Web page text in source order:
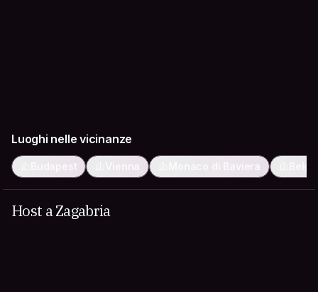
Luoghi nelle vicinanze
Budapest Vienna Monaco di Baviera
Host a Zagabria